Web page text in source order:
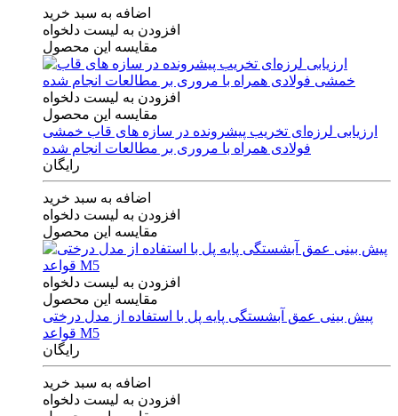
اضافه به سبد خرید
افزودن به لیست دلخواه
مقایسه این محصول
افزودن به لیست دلخواه
مقایسه این محصول
ارزیابی لرزه‌ای تخریب پیشرونده در سازه های قاب خمشی
فولادی همراه با مروری بر مطالعات انجام شده
رایگان
اضافه به سبد خرید
افزودن به لیست دلخواه
مقایسه این محصول
افزودن به لیست دلخواه
مقایسه این محصول
پیش بینی عمق آبشستگی پایه پل با استفاده از مدل درختی
قواعد M5
رایگان
اضافه به سبد خرید
افزودن به لیست دلخواه